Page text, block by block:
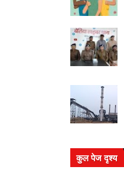
कुल पेज दृश्य